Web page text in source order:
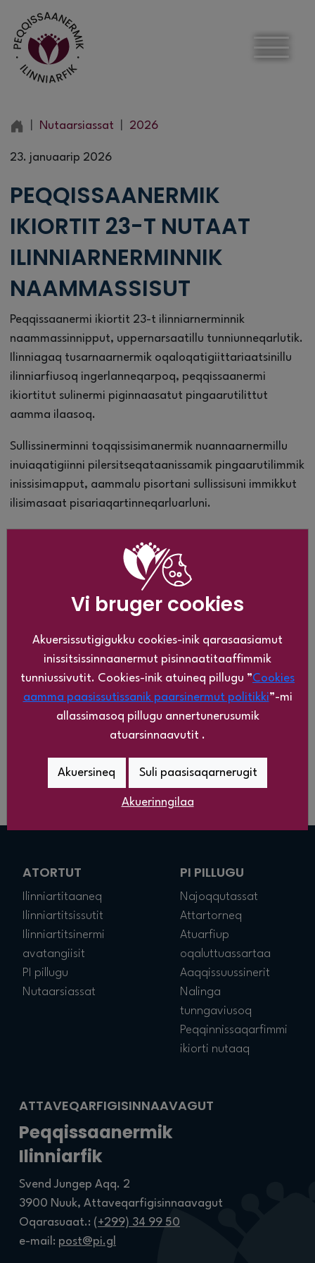
Nutaarsiassat 2026
23. januaarip 2026
PEQQISSAANERMIK
IKIORTIT 23-T NUTAAT
ILINNIARNERMINNIK
NAAMMASSISUT
Peqqissaanermi ikiortit 23-t ilinniarnerminnik
naammassinnipput, uppernarsaatillu tunniunneqarlutik.
Ilinniagaq tusarnaarnermik oqaloqatigiittariaatsinillu
ilinniarfiusoq ingerlanneqarpoq, peqqissaanermi
ikiortitut sulinermi piginnaasatut pingaarutilittut
aamma ilaasoq.
Sullissinerminni toqqissisimanermik nuannaarnermillu
inuiaqatigiinni pilersitseqataanissamik pingaarutilimmik
inissisimapput, aammalu pisortani sullissisuni immikkut
ilisimasaat pisariaqartinneqarluarluni.
(realkompetencevurdering) tunngavigalugu
ingerlanneqarsimavoq, ukioq ataaseq qaammatinillu
pingasunik sivisussuseqartumik.
ATTAVEQARFIGISINNAAVAGUT
Peqqissaanermik
Ilinniarfik
Svend Jungep Aqq. 2
3900 Nuuk, Attaveqarfigisinnaavagut
Oqarasuaat.: (+299) 34 99 50
e-mail: post@pi.gl
ATORTUT
Ilinniartitaaneq
Ilinniartitsissutit
Ilinniartitsinermi
avatangiisit
PI pillugu
Nutaarsiassat
PI PILLUGU
Najoqqutassat
Attartorneq
Atuarfiup
oqaluttuassartaa
Aaqqissuussinerit
Nalinga
tunngaviusoq
Peqqinnissaqarfimmi
ikiorti nutaaq
Vi bruger cookies
Akuersissutigigukku cookies-inik qarasaasiamut
inissitsissinnaanermut pisinnaatitaaffimmik
tunniussivutit. Cookies-inik atuineq pillugu ”Cookies
aamma paasissutissanik paarsinermut politikki”-mi
allassimasoq pillugu annertunerusumik
atuarsinnaavutit .
Akuersineq Suli paasisaqarnerugit
Akuerinngilaa